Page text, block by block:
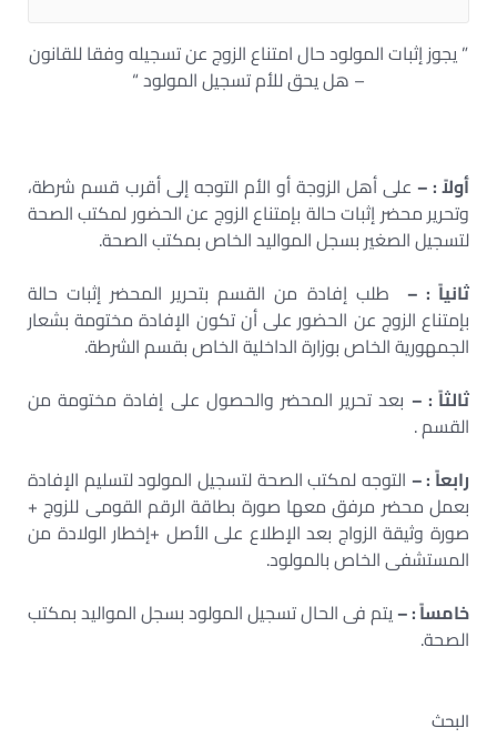
” يجوز إثبات المولود حال امتناع الزوج عن تسجيله وفقا للقانون
– هل يحق للأم تسجيل المولود “
أولاً : – على أهل الزوجة أو الأم التوجه إلى أقرب قسم شرطة،
وتحرير محضر إثبات حالة بإمتناع الزوج عن الحضور لمكتب الصحة
لتسجيل الصغير بسجل المواليد الخاص بمكتب الصحة.
ثانياً : – طلب إفادة من القسم بتحرير المحضر إثبات حالة
بإمتناع الزوج عن الحضور على أن تكون الإفادة مختومة بشعار
الجمهورية الخاص بوزارة الداخلية الخاص بقسم الشرطة.
ثالثاً : – بعد تحرير المحضر والحصول على إفادة مختومة من
القسم .
رابعاً : – التوجه لمكتب الصحة لتسجيل المولود لتسليم الإفادة
بعمل محضر مرفق معها صورة بطاقة الرقم القومى للزوج +
صورة وثيقة الزواج بعد الإطلاع على الأصل +إخطار الولادة من
المستشفى الخاص بالمولود.
خامساً : –يتم فى الحال تسجيل المولود بسجل المواليد بمكتب
الصحة.
البحث